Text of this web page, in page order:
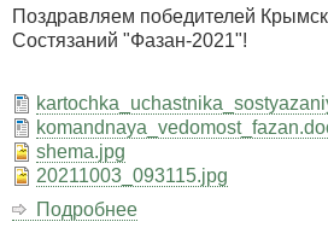
Состязаний
по
Поздравляем победителей
Состязаний "Фазан-2021"!
shema.jpg
20211003_093115.jpg
Подробнее